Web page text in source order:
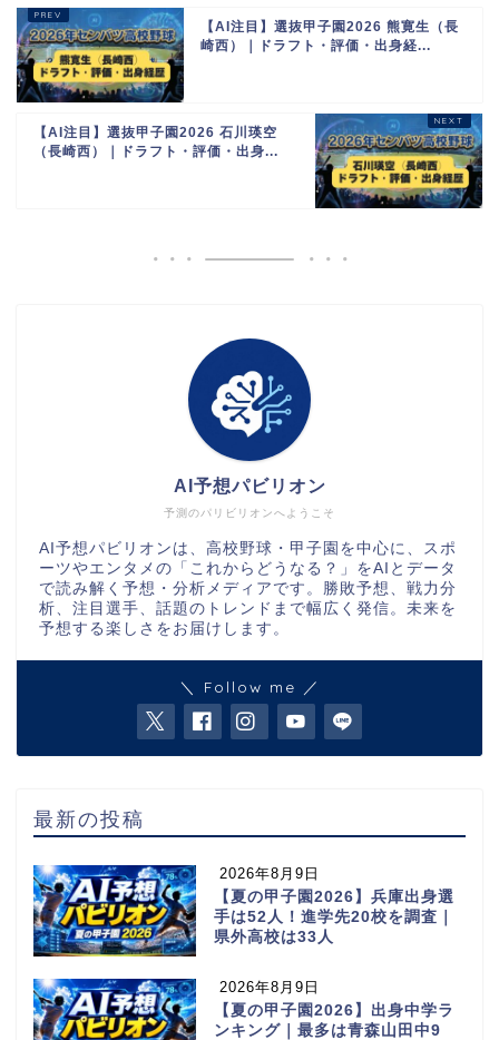
【AI注目】選抜甲子園2026 熊寛生（長
崎西）｜ドラフト・評価・出身経...
【AI注目】選抜甲子園2026 石川瑛空
（長崎西）｜ドラフト・評価・出身...
予測のパリビリオンへようこそ
AI予想パビリオン
AI予想パビリオンは、高校野球・甲子園を中心に、スポ
ーツやエンタメの「これからどうなる？」をAIとデータ
で読み解く予想・分析メディアです。勝敗予想、戦力分
析、注目選手、話題のトレンドまで幅広く発信。未来を
予想する楽しさをお届けします。
＼ Follow me ／
最新の投稿
2026年8月9日
【夏の甲子園2026】兵庫出身選
手は52人！進学先20校を調査｜
県外高校は33人
2026年8月9日
【夏の甲子園2026】出身中学ラ
ンキング｜最多は青森山田中9